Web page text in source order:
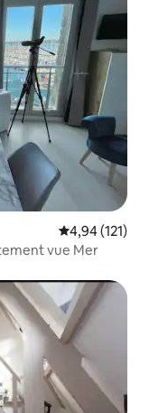
Note
4,94 (121)
vue Mer